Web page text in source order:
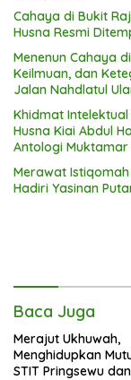
Cahaya di Bukit
Husna Resmi
Menenun Cahaya
Keilmuan, dan
Jalan Nahdlatul
Khidmat Intelektual
Husna Kiai Abdul
Antologi Muktamar
Merawat Istiqomah
Hadiri Yasinan
Baca Juga
Merajut Ukhuwah,
Menghidupkan
STIT Pringsewu